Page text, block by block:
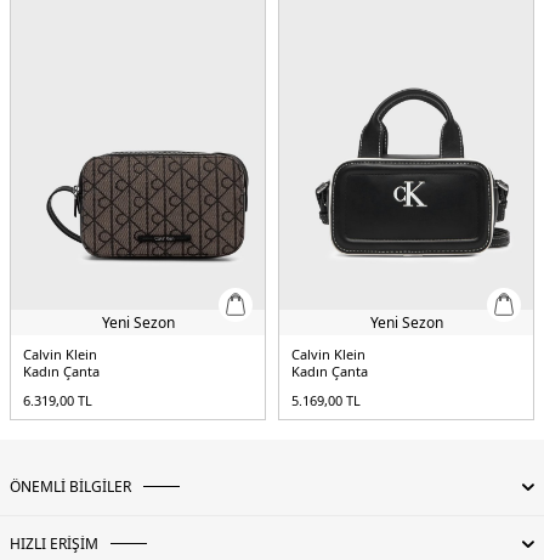
Yeni Sezon
Calvin Klein
Kadın Çanta
6.319,00 TL
Yeni Sezon
Calvin Klein
Kadın Çanta
5.169,00 TL
ÖNEMLİ BİLGİLER
HIZLI ERİŞİM